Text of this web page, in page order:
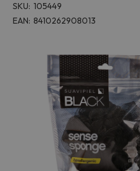
SKU: 105449
EAN: 8410262908013